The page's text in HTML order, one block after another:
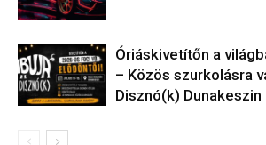
Óriáskivetítőn a
– Közös szurkolásra
Disznó(k) Dunakeszin